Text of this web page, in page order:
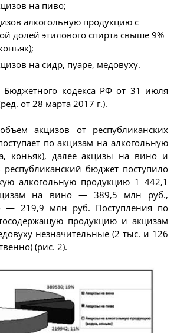
на пиво;
алкогольную продукцию с
долей этилового спирта свыше 9%
на сидр, пуаре, медовуху.
Бюджетного кодекса РФ от 31 июля
от 28 марта 2017 г.).
акцизов от республиканских
по акцизам на алкогольную
коньяк), далее акцизы на вино и
бюджет поступило
алкогольную продукцию 1 442,1
на вино — 389,5 млн руб.,
— 219,9 млн руб. Поступления по
продукцию и акцизам
незначительные (2 тыс. и 126
(рис. 2).